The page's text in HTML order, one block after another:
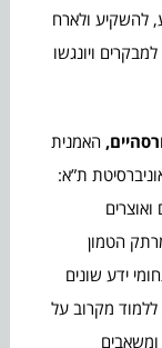
להשקיע ולארח
ויונגשו
האמנית
ת”א:
הטמון
ידע שונים
מקרוב על